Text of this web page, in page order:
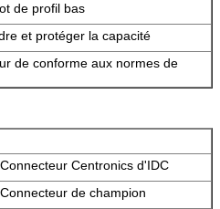
de profil bas
et protéger la capacité
de conforme aux normes de
Connecteur Centronics d'IDC
Connecteur de champion